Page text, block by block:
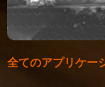
全てのアプリケー